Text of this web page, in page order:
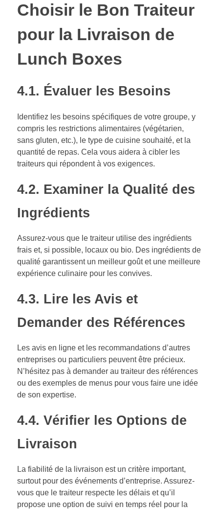
Choisir le Bon Traiteur
pour la Livraison de
Lunch Boxes
4.1. Évaluer les Besoins
Identifiez les besoins spécifiques de votre groupe, y
compris les restrictions alimentaires (végétarien,
sans gluten, etc.), le type de cuisine souhaité, et la
quantité de repas. Cela vous aidera à cibler les
traiteurs qui répondent à vos exigences.
4.2. Examiner la Qualité des
Ingrédients
Assurez-vous que le traiteur utilise des ingrédients
frais et, si possible, locaux ou bio. Des ingrédients de
qualité garantissent un meilleur goût et une meilleure
expérience culinaire pour les convives.
4.3. Lire les Avis et
Demander des Références
Les avis en ligne et les recommandations d’autres
entreprises ou particuliers peuvent être précieux.
N’hésitez pas à demander au traiteur des références
ou des exemples de menus pour vous faire une idée
de son expertise.
4.4. Vérifier les Options de
Livraison
La fiabilité de la livraison est un critère important,
surtout pour des événements d’entreprise. Assurez-
vous que le traiteur respecte les délais et qu’il
propose une option de suivi en temps réel pour la